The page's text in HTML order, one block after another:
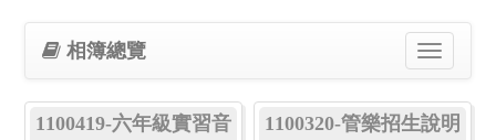
Toggle
navigation
相簿總覽
1100419-六年級實習音
1100320-管樂招生說明